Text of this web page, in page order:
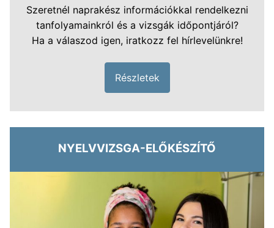
Szeretnél naprakész információkkal rendelkezni
tanfolyamainkról és a vizsgák időpontjáról?
Ha a válaszod igen, iratkozz fel hírlevelünkre!
Részletek
NYELVVIZSGA-ELŐKÉSZÍTŐ